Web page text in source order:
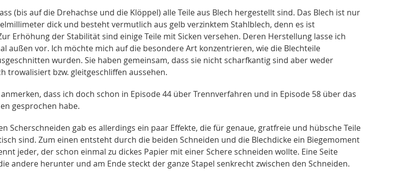
(bis auf die Drehachse und die Klöppel) alle Teile aus Blech hergestellt sind. Das Blech ist nur
dick und besteht vermutlich aus gelb verzinktem Stahlblech, denn es ist
Erhöhung der Stabilität sind einige Teile mit Sicken versehen. Deren Herstellung lasse ich
außen vor. Ich möchte mich auf die besondere Art konzentrieren, wie die Blechteile
wurden. Sie haben gemeinsam, dass sie nicht scharfkantig sind aber weder
trowalisiert bzw. gleitgeschliffen aussehen.
dass ich doch schon in Episode 44 über Trennverfahren und in Episode 58 über das
gesprochen habe.
Scherschneiden gab es allerdings ein paar Effekte, die für genaue, gratfreie und hübsche Teile
sind. Zum einen entsteht durch die beiden Schneiden und die Blechdicke ein Biegemoment
jeder, der schon einmal zu dickes Papier mit einer Schere schneiden wollte. Eine Seite
andere herunter und am Ende steckt der ganze Stapel senkrecht zwischen den Schneiden.